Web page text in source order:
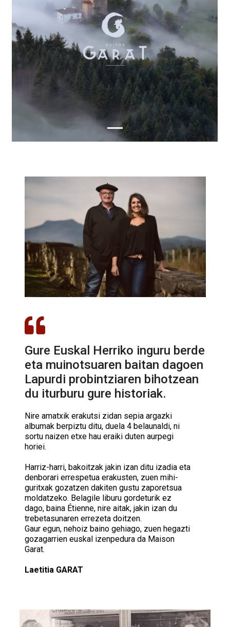
Gure Euskal Herriko inguru berde
eta muinotsuaren baitan dagoen
Lapurdi probintziaren bihotzean
du iturburu gure historiak.
Nire amatxik erakutsi zidan sepia argazki
albumak berpiztu ditu, duela 4 belaunaldi, ni
sortu naizen etxe hau eraiki duten aurpegi
horiei.
Harriz-harri, bakoitzak jakin izan ditu izadia eta
denborari errespetua erakusten, zuen mihi-
guritxak gozatzen dakiten gustu zaporetsua
moldatzeko. Belagile liburu gordeturik ez
dago, baina Étienne, nire aitak, jakin izan du
trebetasunaren errezeta doitzen.
Gaur egun, nehoiz baino gehiago, zuen hegazti
gozagarrien euskal izenpedura da Maison
Garat.
Laetitia GARAT